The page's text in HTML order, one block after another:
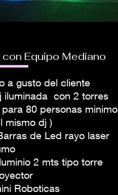
Equipo Mediano
a gusto del cliente
iluminada con 2 torres
80 personas minimo
mismo dj )
de Led rayo laser
2 mts tipo torre
Roboticas